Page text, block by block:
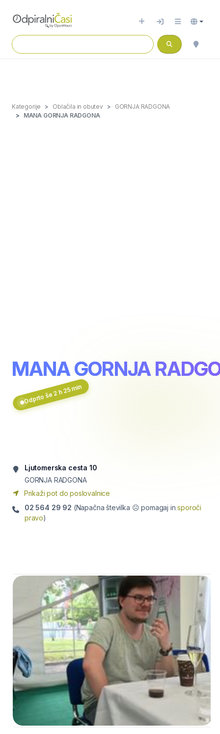
Kategorije Oblačila in obutev
GORNJA RADGONA
MANA GORNJA RADGONA
MANA GORNJA
Odprto še 2 h 25 min
Ljutomerska cesta 10
GORNJA RADGONA
Prikaži pot do poslovalnice
02 564 29 92 (Napačna številka ☹ pomagaj insporoči
pravo)